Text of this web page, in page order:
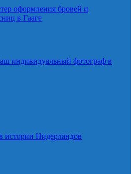
оформления бровей и
в Гааге
индивидуальный фотограф в
истории Нидерландов